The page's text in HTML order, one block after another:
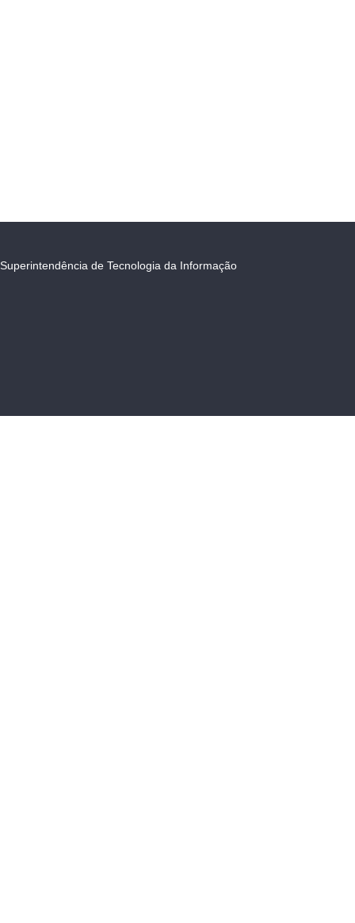
Superintendência de Tecnologia da Informação